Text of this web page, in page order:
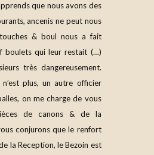
que nous avons des
ancenis ne peut nous
& boul nous a fait
boulets qui leur restait (…)
très dangereusement.
plus, un autre officier
on me charge de vous
de canons & de la
conjurons que le renfort
la Reception, le Bezoin est